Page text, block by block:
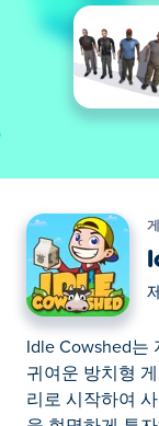
Idle Cowshed는
귀여운 방치형
리로 시작하여